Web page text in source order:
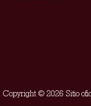
Copyright © 2026 Sitio